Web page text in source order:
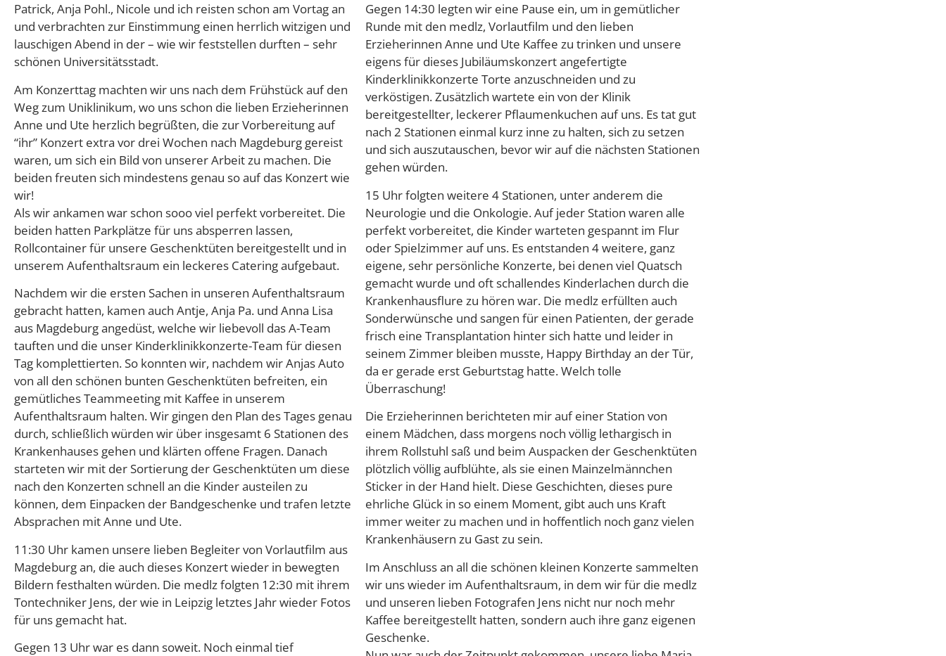
Patrick, Anja Pohl., Nicole und ich reisten schon am Vortag an
und verbrachten zur Einstimmung einen herrlich witzigen und
lauschigen Abend in der – wie wir feststellen durften – sehr
schönen Universitätsstadt.
Am Konzerttag machten wir uns nach dem Frühstück auf den
Weg zum Uniklinikum, wo uns schon die lieben Erzieherinnen
Anne und Ute herzlich begrüßten, die zur Vorbereitung auf
“ihr” Konzert extra vor drei Wochen nach Magdeburg gereist
waren, um sich ein Bild von unserer Arbeit zu machen. Die
beiden freuten sich mindestens genau so auf das Konzert wie
wir!
Als wir ankamen war schon sooo viel perfekt vorbereitet. Die
beiden hatten Parkplätze für uns absperren lassen,
Rollcontainer für unsere Geschenktüten bereitgestellt und in
unserem Aufenthaltsraum ein leckeres Catering aufgebaut.
Nachdem wir die ersten Sachen in unseren Aufenthaltsraum
gebracht hatten, kamen auch Antje, Anja Pa. und Anna Lisa
aus Magdeburg angedüst, welche wir liebevoll das A-Team
tauften und die unser Kinderklinikkonzerte-Team für diesen
Tag komplettierten. So konnten wir, nachdem wir Anjas Auto
von all den schönen bunten Geschenktüten befreiten, ein
gemütliches Teammeeting mit Kaffee in unserem
Aufenthaltsraum halten. Wir gingen den Plan des Tages genau
durch, schließlich würden wir über insgesamt 6 Stationen des
Krankenhauses gehen und klärten offene Fragen. Danach
starteten wir mit der Sortierung der Geschenktüten um diese
nach den Konzerten schnell an die Kinder austeilen zu
können, dem Einpacken der Bandgeschenke und trafen letzte
Absprachen mit Anne und Ute.
11:30 Uhr kamen unsere lieben Begleiter von Vorlautfilm aus
Magdeburg an, die auch dieses Konzert wieder in bewegten
Bildern festhalten würden. Die medlz folgten 12:30 mit ihrem
Tontechniker Jens, der wie in Leipzig letztes Jahr wieder Fotos
für uns gemacht hat.
Gegen 13 Uhr war es dann soweit. Noch einmal tief
Gegen 14:30 legten wir eine Pause ein, um in gemütlicher
Runde mit den medlz, Vorlautfilm und den lieben
Erzieherinnen Anne und Ute Kaffee zu trinken und unsere
eigens für dieses Jubiläumskonzert angefertigte
Kinderklinikkonzerte Torte anzuschneiden und zu
verköstigen. Zusätzlich wartete ein von der Klinik
bereitgestellter, leckerer Pflaumenkuchen auf uns. Es tat gut
nach 2 Stationen einmal kurz inne zu halten, sich zu setzen
und sich auszutauschen, bevor wir auf die nächsten Stationen
gehen würden.
15 Uhr folgten weitere 4 Stationen, unter anderem die
Neurologie und die Onkologie. Auf jeder Station waren alle
perfekt vorbereitet, die Kinder warteten gespannt im Flur
oder Spielzimmer auf uns. Es entstanden 4 weitere, ganz
eigene, sehr persönliche Konzerte, bei denen viel Quatsch
gemacht wurde und oft schallendes Kinderlachen durch die
Krankenhausflure zu hören war. Die medlz erfüllten auch
Sonderwünsche und sangen für einen Patienten, der gerade
frisch eine Transplantation hinter sich hatte und leider in
seinem Zimmer bleiben musste, Happy Birthday an der Tür,
da er gerade erst Geburtstag hatte. Welch tolle
Überraschung!
Die Erzieherinnen berichteten mir auf einer Station von
einem Mädchen, dass morgens noch völlig lethargisch in
ihrem Rollstuhl saß und beim Auspacken der Geschenktüten
plötzlich völlig aufblühte, als sie einen Mainzelmännchen
Sticker in der Hand hielt. Diese Geschichten, dieses pure
ehrliche Glück in so einem Moment, gibt auch uns Kraft
immer weiter zu machen und in hoffentlich noch ganz vielen
Krankenhäusern zu Gast zu sein.
Im Anschluss an all die schönen kleinen Konzerte sammelten
wir uns wieder im Aufenthaltsraum, in dem wir für die medlz
und unseren lieben Fotografen Jens nicht nur noch mehr
Kaffee bereitgestellt hatten, sondern auch ihre ganz eigenen
Geschenke.